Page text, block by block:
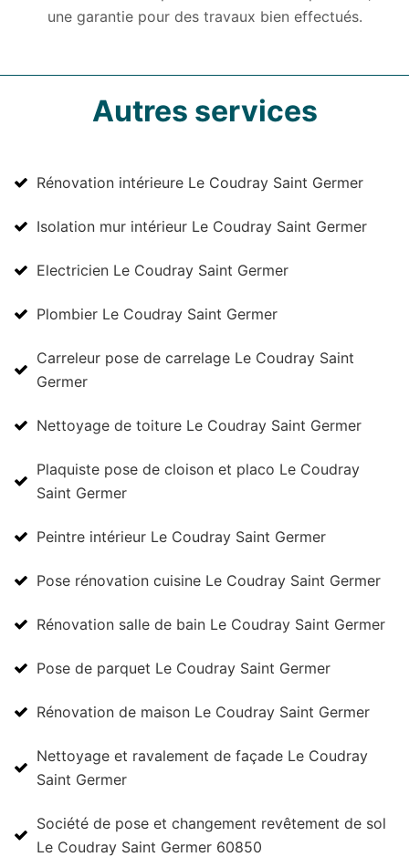
une garantie pour des travaux bien effectués.
Autres services
Rénovation intérieure Le Coudray Saint Germer
Isolation mur intérieur Le Coudray Saint Germer
Electricien Le Coudray Saint Germer
Plombier Le Coudray Saint Germer
Carreleur pose de carrelage Le Coudray Saint
Germer
Nettoyage de toiture Le Coudray Saint Germer
Plaquiste pose de cloison et placo Le Coudray
Saint Germer
Peintre intérieur Le Coudray Saint Germer
Pose rénovation cuisine Le Coudray Saint Germer
Rénovation salle de bain Le Coudray Saint Germer
Pose de parquet Le Coudray Saint Germer
Rénovation de maison Le Coudray Saint Germer
Nettoyage et ravalement de façade Le Coudray
Saint Germer
Société de pose et changement revêtement de sol
Le Coudray Saint Germer 60850